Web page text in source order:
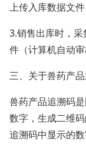
上传入库数据文
3.销售出库时，
件（计算机自动审
三、关于兽药产
兽药产品追溯码
数字，生成二维码
追溯码中显示的